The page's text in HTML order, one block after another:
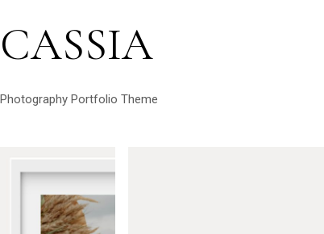
CASSIA
Photography Portfolio Theme